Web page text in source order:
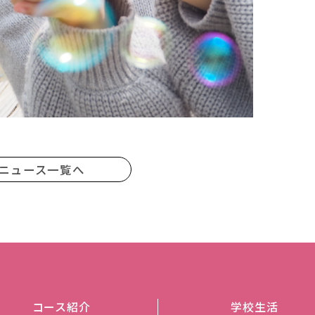
ュース一覧へ
コース紹介 学校生活